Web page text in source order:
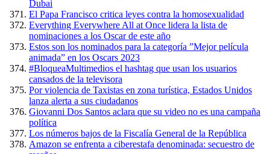
Dubai
El Papa Francisco critica leyes contra la homosexualidad
Everything Everywhere All at Once lidera la lista de
nominaciones a los Oscar de este año
Estos son los nominados para la categoría ”Mejor película
animada” en los Oscars 2023
#BloqueaMultimedios el hashtag que usan los usuarios
cansados de la televisora
Por violencia de Taxistas en zona turística, Estados Unidos
lanza alerta a sus ciudadanos
Giovanni Dos Santos aclara que su video no es una campaña
política
Los números bajos de la Fiscalía General de la República
Amazon se enfrenta a ciberestafa denominada: secuestro de